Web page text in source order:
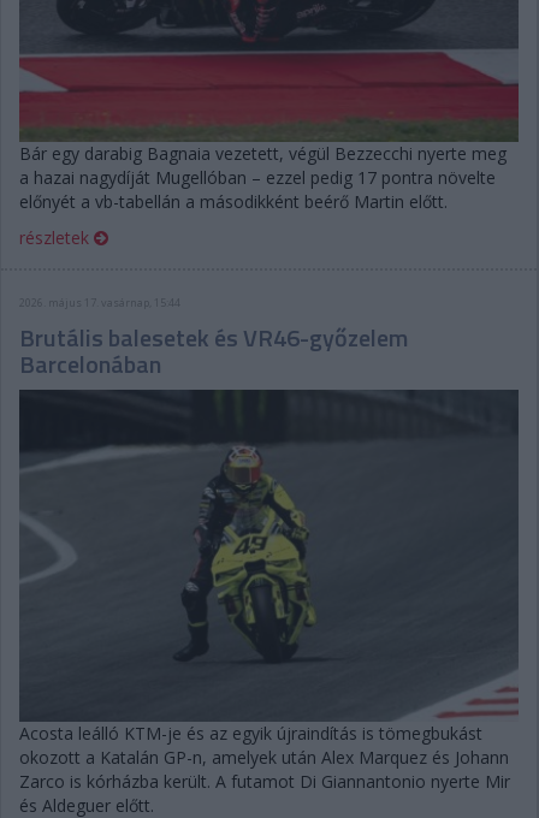
Bár egy darabig Bagnaia vezetett, végül Bezzecchi nyerte meg
a hazai nagydíját Mugellóban – ezzel pedig 17 pontra növelte
előnyét a vb-tabellán a másodikként beérő Martin előtt.
részletek
2026. május 17. vasárnap, 15:44
Brutális balesetek és VR46-győzelem
Barcelonában
Acosta leálló KTM-je és az egyik újraindítás is tömegbukást
okozott a Katalán GP-n, amelyek után Alex Marquez és Johann
Zarco is kórházba került. A futamot Di Giannantonio nyerte Mir
és Aldeguer előtt.